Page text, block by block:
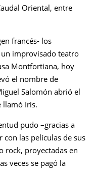
Oriental, entre
francés- los
improvisado teatro
Montfortiana, hoy
el nombre de
Salomón abrió el
llamó Iris.
pudo –gracias a
las películas de sus
rock, proyectadas en
veces se pagó la